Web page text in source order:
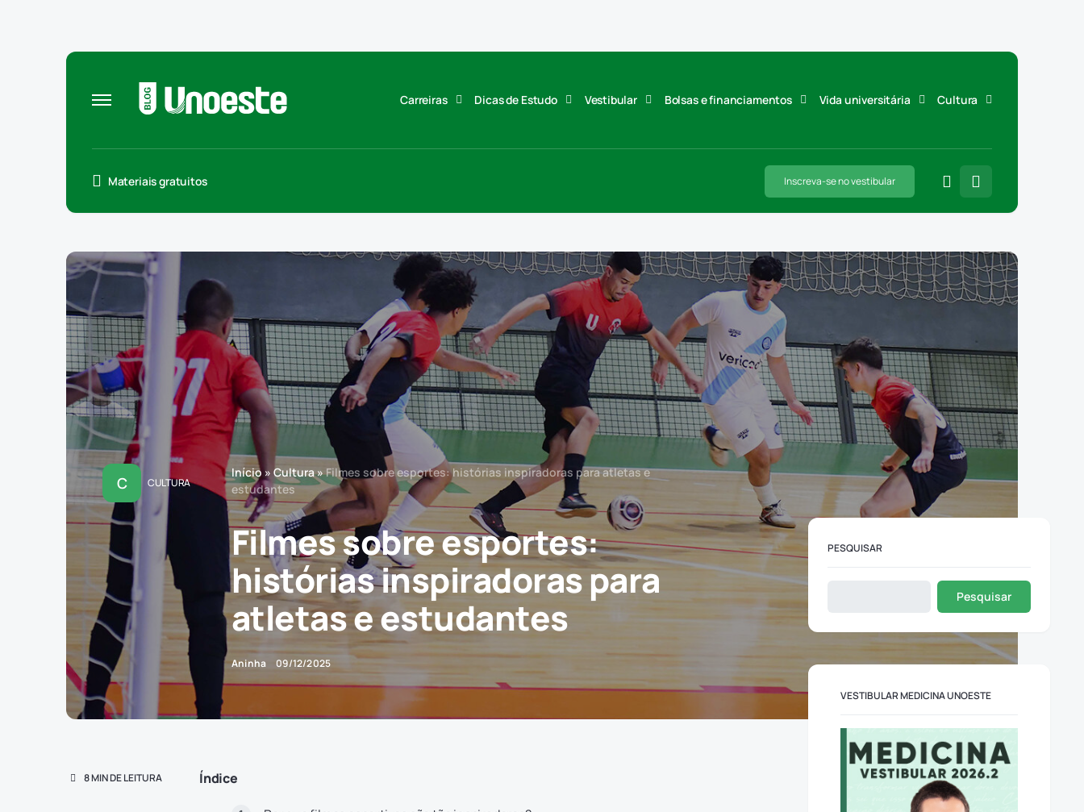
Carreiras Dicas de Estudo Vestibular Bolsas e financiamentos Vida universitária Cultura
Materiais gratuitos Inscreva-se no vestibular
C CULTURA
Início » Cultura»Filmes sobre esportes: histórias inspiradoras para atletas e
estudantes
Filmes sobre esportes:
histórias inspiradoras para
atletas e estudantes
Aninha 09/12/2025
8 MIN DE LEITURA Índice
PESQUISAR
Pesquisar
VESTIBULAR MEDICINA UNOESTE